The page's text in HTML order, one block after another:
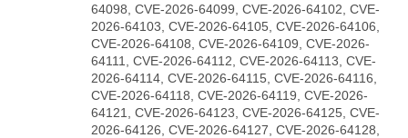
64098, CVE-2026-64099, CVE-2026-64102, CVE-
2026-64103, CVE-2026-64105, CVE-2026-64106,
CVE-2026-64108, CVE-2026-64109, CVE-2026-
64111, CVE-2026-64112, CVE-2026-64113, CVE-
2026-64114, CVE-2026-64115, CVE-2026-64116,
CVE-2026-64118, CVE-2026-64119, CVE-2026-
64121, CVE-2026-64123, CVE-2026-64125, CVE-
2026-64126, CVE-2026-64127, CVE-2026-64128,